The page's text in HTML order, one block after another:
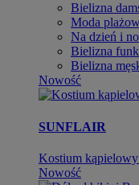
Bielizna
Moda
Na dzień i
Bielizna
Bielizna
Nowość
SUNFLAIR
Kostium
Nowość